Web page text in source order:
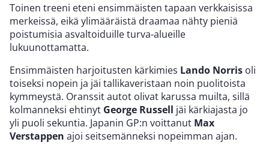
Toinen treeni eteni ensimmäisten tapaan verkkaisissa
merkeissä, eikä ylimääräistä draamaa nähty pieniä
poistumisia asvaltoiduille turva-alueille
lukuunottamatta.
Ensimmäisten harjoitusten kärkimies Lando Norris oli
toiseksi nopein ja jäi tallikaveristaan noin puolitoista
kymmeystä. Oranssit autot olivat karussa muilta, sillä
kolmanneksi ehtinyt George Russell jäi kärkiajasta jo
yli puoli sekuntia. Japanin GP:n voittanut Max
Verstappen ajoi seitsemänneksi nopeimman ajan.